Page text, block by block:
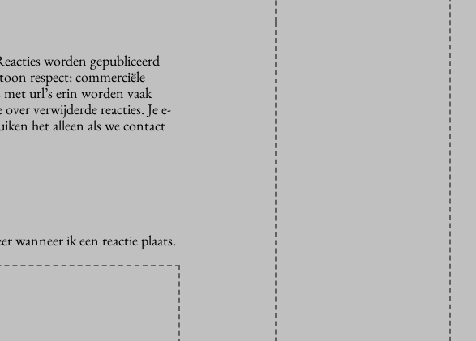
worden gepubliceerd
respect: commerciële
url’s erin worden vaak
verwijderde reacties. Je e-
het alleen als we contact
wanneer ik een reactie plaats.